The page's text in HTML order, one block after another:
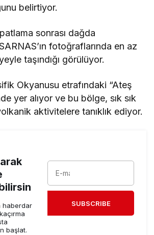
belirtiyor.
sonrası dağda
fotoğraflarında en az
taşındığı görülüyor.
Okyanusu etrafındaki “Ateş
yer alıyor ve bu bölge, sık sık
aktivitelere tanıklık ediyor.
haberdar
başlat.
SUBSCRIBE